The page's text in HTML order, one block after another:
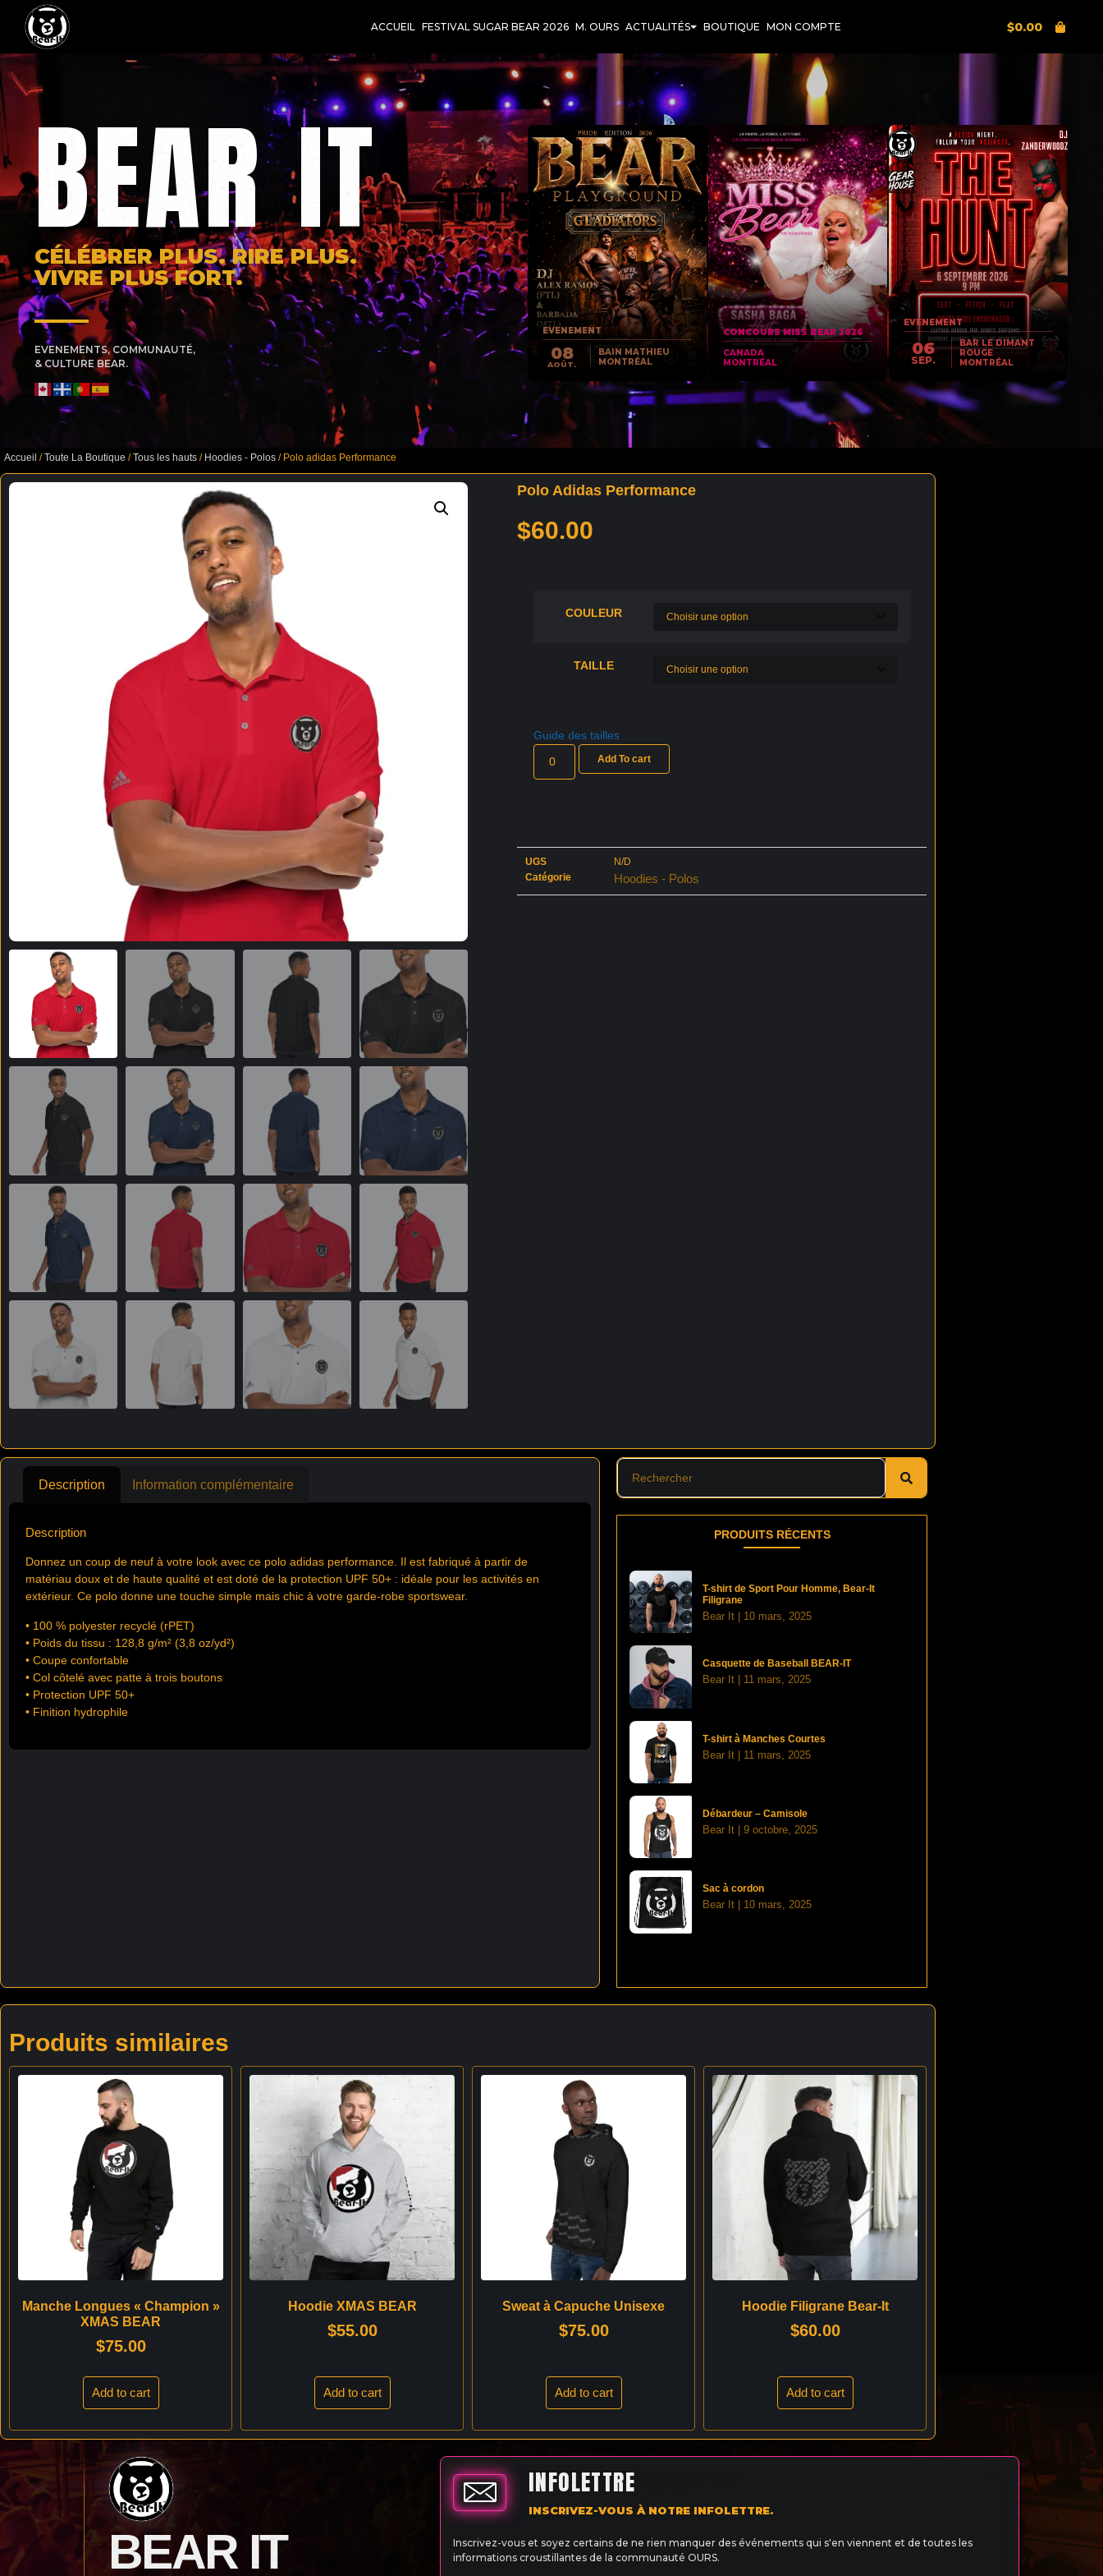
ACCUEIL FESTIVAL SUGAR BEAR 2026 M. OURS ACTUALITÉS BOUTIQUE MON COMPTE $0.00
BEAR IT
CÉLÉBRER PLUS. RIRE PLUS.
VIVRE PLUS FORT.
EVENEMENTS, COMMUNAUTÉ,
& CULTURE BEAR.
EVENEMENT
08
AOÛT.
BAIN MATHIEU
MONTRÉAL
CONCOURS MISS BEAR 2026
CANADA
MONTRÉAL
EVENEMENT
06
SEP.
BAR LE DIMANT
ROUGE
MONTRÉAL
Accueil /Toute La Boutique /Tous les hauts / Hoodies - Polos / Polo adidas Performance
Polo Adidas Performance
$60.00
COULEUR
TAILLE
Guide des tailles
Add To cart
UGS
N/D
Catégorie
Hoodies - Polos
Description Information complémentaire
Description
Donnez un coup de neuf à votre look avec ce polo adidas performance. Il est fabriqué à partir de
matériau doux et de haute qualité et est doté de la protection UPF 50+ : idéale pour les activités en
extérieur. Ce polo donne une touche simple mais chic à votre garde-robe sportswear.
• 100 % polyester recyclé (rPET)
• Poids du tissu : 128,8 g/m² (3,8 oz/yd²)
• Coupe confortable
• Col côtelé avec patte à trois boutons
• Protection UPF 50+
• Finition hydrophile
PRODUITS RÉCENTS
T-shirt de Sport Pour Homme, Bear-It
Filigrane
Bear It 10 mars, 2025
Casquette de Baseball BEAR-IT
Bear It 11 mars, 2025
T-shirt à Manches Courtes
Bear It 11 mars, 2025
Débardeur – Camisole
Bear It 9 octobre, 2025
Sac à cordon
Bear It 10 mars, 2025
Produits similaires
Manche Longues « Champion »
XMAS BEAR
$75.00
Add to cart
Hoodie XMAS BEAR
$55.00
Add to cart
Sweat à Capuche Unisexe
$75.00
Add to cart
Hoodie Filigrane Bear-It
$60.00
Add to cart
BEAR IT
INFOLETTRE
INSCRIVEZ-VOUS À NOTRE INFOLETTRE.
Inscrivez-vous et soyez certains de ne rien manquer des événements qui s'en viennent et de toutes les
informations croustillantes de la communauté OURS.